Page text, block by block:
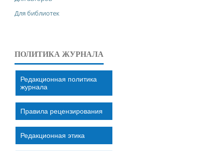
Для библиотек
ПОЛИТИКА ЖУРНАЛА
Редакционная политика
журнала
Правила рецензирования
Редакционная этика